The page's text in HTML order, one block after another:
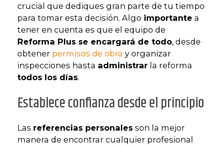
crucial que dediques gran parte de tu tiempo
para tomar esta decisión. Algo importante a
tener en cuenta es que el equipo de
Reforma Plus se encargará de todo, desde
obtener permisos de obra y organizar
inspecciones hasta administrar la reforma
todos los días.
Establece confianza desde el principio
Las referencias personales son la mejor
manera de encontrar cualquier profesional